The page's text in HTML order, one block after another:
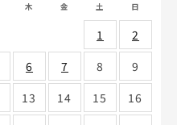
木 金 土 日
1
2
6 7 8
9
13 14 15
16